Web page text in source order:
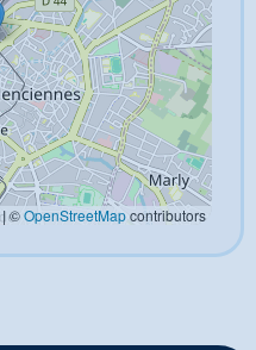
|©OpenStreetMapcontributors